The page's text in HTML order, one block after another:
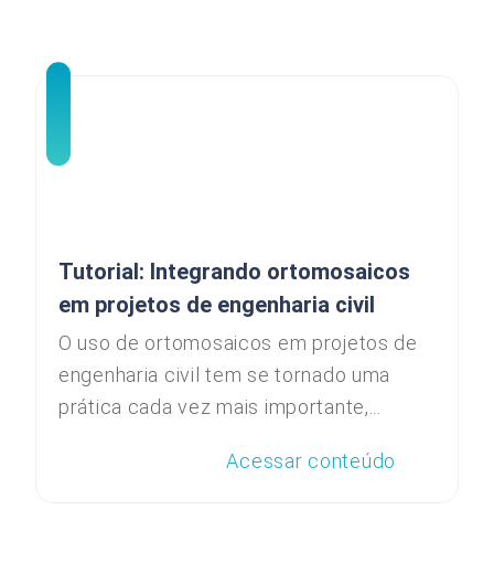
Tutorial: Integrando ortomosaicos
em projetos de engenharia civil
O uso de ortomosaicos em projetos de
engenharia civil tem se tornado uma
prática cada vez mais importante,...
Acessar conteúdo